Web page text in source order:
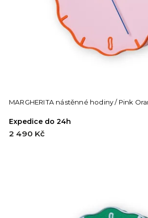
MARGHERITA nástěnné hodiny / Pink
Expedice do 24h
2 490 Kč